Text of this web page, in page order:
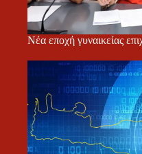
Νέα εποχή γυναικείας